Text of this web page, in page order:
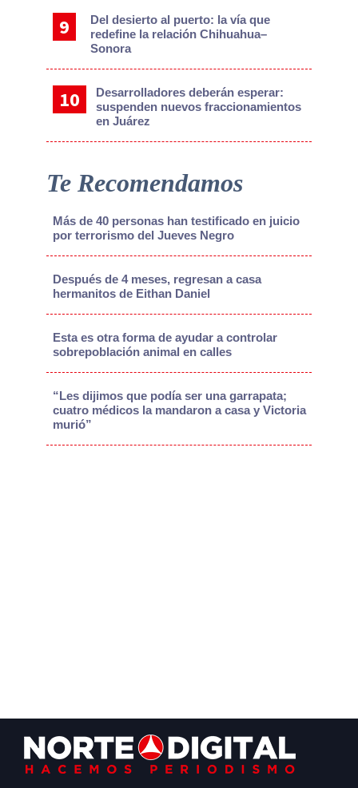
Del desierto al puerto: la vía que
redefine la relación Chihuahua–
Sonora
Desarrolladores deberán esperar:
suspenden nuevos fraccionamientos
en Juárez
Te Recomendamos
Más de 40 personas han testificado en juicio
por terrorismo del Jueves Negro
Después de 4 meses, regresan a casa
hermanitos de Eithan Daniel
Esta es otra forma de ayudar a controlar
sobrepoblación animal en calles
“Les dijimos que podía ser una garrapata;
cuatro médicos la mandaron a casa y Victoria
murió”
Footer